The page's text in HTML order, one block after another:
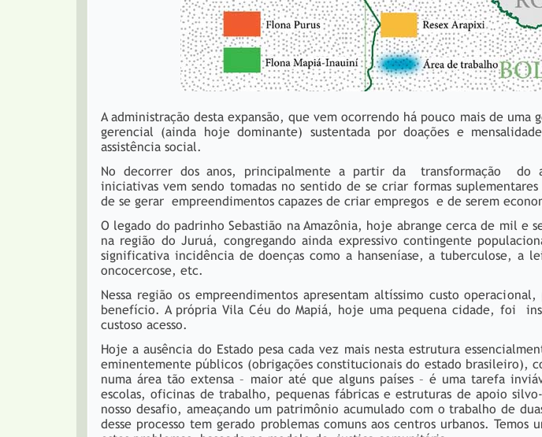
A administração desta expansão, que vem ocorrendo há pouco mais de uma
gerencial (ainda hoje dominante) sustentada por doações e
assistência social.
No decorrer dos anos, principalmente a partir da transformação do
iniciativas vem sendo tomadas no sentido de se criar formas
de se gerar empreendimentos capazes de criar empregos e de serem
O legado do padrinho Sebastião na Amazônia, hoje abrange cerca de mil e
na região do Juruá, congregando ainda expressivo contingente
significativa incidência de doenças como a hanseníase, a tuberculose, a
oncocercose, etc.
Nessa região os empreendimentos apresentam altíssimo custo
benefício. A própria Vila Céu do Mapiá, hoje uma pequena cidade, foi
custoso acesso.
Hoje a ausência do Estado pesa cada vez mais nesta estrutura
eminentemente públicos (obrigações constitucionais do estado brasileiro),
numa área tão extensa – maior até que alguns países – é uma tarefa
escolas, oficinas de trabalho, pequenas fábricas e estruturas de apoio
nosso desafio, ameaçando um patrimônio acumulado com o trabalho de
desse processo tem gerado problemas comuns aos centros urbanos.